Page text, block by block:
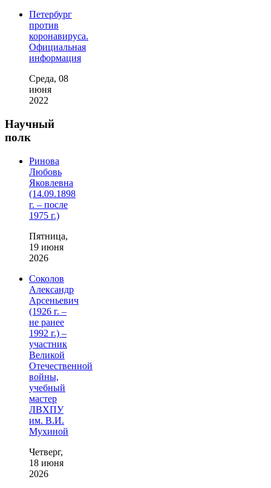
Петербург
против
коронавируса.
Официальная
информация
Среда, 08
июня
2022
Научный
полк
Ринова
Любовь
Яковлевна
(14.09.1898
г. – после
1975 г.)
Пятница,
19 июня
2026
Соколов
Александр
Арсеньевич
(1926 г. –
не ранее
1992 г.) –
участник
Великой
Отечественной
войны,
учебный
мастер
ЛВХПУ
им. В.И.
Мухиной
Четверг,
18 июня
2026